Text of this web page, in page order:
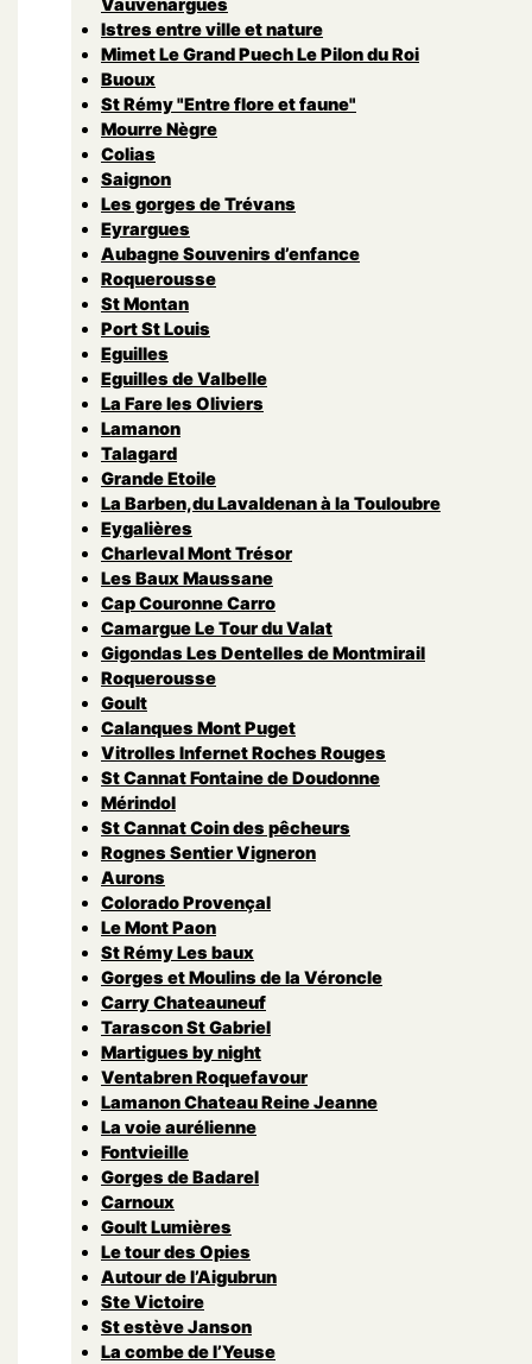
Vauvenargues
Istres entre ville et nature
Mimet Le Grand Puech Le Pilon du Roi
Buoux
St Rémy "Entre flore et faune"
Mourre Nègre
Colias
Saignon
Les gorges de Trévans
Eyrargues
Aubagne Souvenirs d’enfance
Roquerousse
St Montan
Port St Louis
Eguilles
Eguilles de Valbelle
La Fare les Oliviers
Lamanon
Talagard
Grande Etoile
La Barben,du Lavaldenan à la Touloubre
Eygalières
Charleval Mont Trésor
Les Baux Maussane
Cap Couronne Carro
Camargue Le Tour du Valat
Gigondas Les Dentelles de Montmirail
Roquerousse
Goult
Calanques Mont Puget
Vitrolles Infernet Roches Rouges
St Cannat Fontaine de Doudonne
Mérindol
St Cannat Coin des pêcheurs
Rognes Sentier Vigneron
Aurons
Colorado Provençal
Le Mont Paon
St Rémy Les baux
Gorges et Moulins de la Véroncle
Carry Chateauneuf
Tarascon St Gabriel
Martigues by night
Ventabren Roquefavour
Lamanon Chateau Reine Jeanne
La voie aurélienne
Fontvieille
Gorges de Badarel
Carnoux
Goult Lumières
Le tour des Opies
Autour de l’Aigubrun
Ste Victoire
St estève Janson
La combe de l’Yeuse